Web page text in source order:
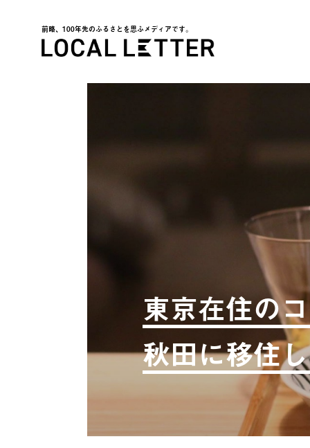
前略、100年先のふるさとを思ふメディアです。
東京在住の
秋田に移住